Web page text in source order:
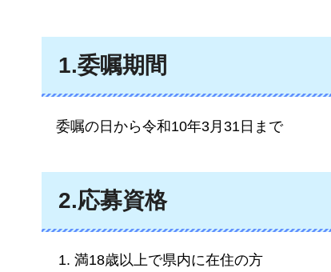
1.委嘱期間
委嘱の日から令和10年3月31日まで
2.応募資格
満18歳以上で県内に在住の方